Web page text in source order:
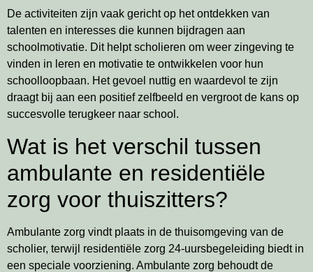
De activiteiten zijn vaak gericht op het ontdekken van
talenten en interesses die kunnen bijdragen aan
schoolmotivatie. Dit helpt scholieren om weer zingeving te
vinden in leren en motivatie te ontwikkelen voor hun
schoolloopbaan. Het gevoel nuttig en waardevol te zijn
draagt bij aan een positief zelfbeeld en vergroot de kans op
succesvolle terugkeer naar school.
Wat is het verschil tussen
ambulante en residentiële
zorg voor thuiszitters?
Ambulante zorg vindt plaats in de thuisomgeving van de
scholier, terwijl residentiële zorg 24-uursbegeleiding biedt in
een speciale voorziening. Ambulante zorg behoudt de